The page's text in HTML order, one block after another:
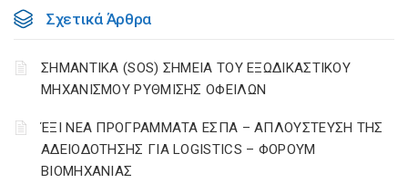
Σχετικά Άρθρα
ΣΗΜΑΝΤΙΚΑ (SOS) ΣΗΜΕΙΑ ΤΟΥ ΕΞΩΔΙΚΑΣΤΙΚΟΥ
ΜΗΧΑΝΙΣΜΟΥ ΡΥΘΜΙΣΗΣ ΟΦΕΙΛΩΝ
ΈΞΙ ΝΕΑ ΠΡΟΓΡΑΜΜΑΤΑ ΕΣΠΑ – AΠΛΟΥΣΤΕΥΣΗ ΤΗΣ
ΑΔΕΙΟΔΟΤΗΣΗΣ ΓΙΑ LOGISTICS – ΦΟΡΟΥΜ
ΒΙΟΜΗΧΑΝΙΑΣ